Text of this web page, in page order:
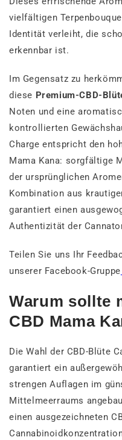
vielfältigen
Identität verleiht, die
erkennbar ist.
Im Gegensatz zu
diese Premium-CBD-
Noten und eine
kontrollierten
Charge entspricht den
Mama Kana: sorgfältige
der ursprünglichen
Kombination aus
garantiert einen
Authentizität der
Teilen Sie uns Ihr
unserer Facebook-Gruppe
Warum sollte
CBD Mama
Die Wahl der CBD-Blüte
garantiert ein
strengen Auflagen im
Mittelmeerraums
einen ausgezeichneten